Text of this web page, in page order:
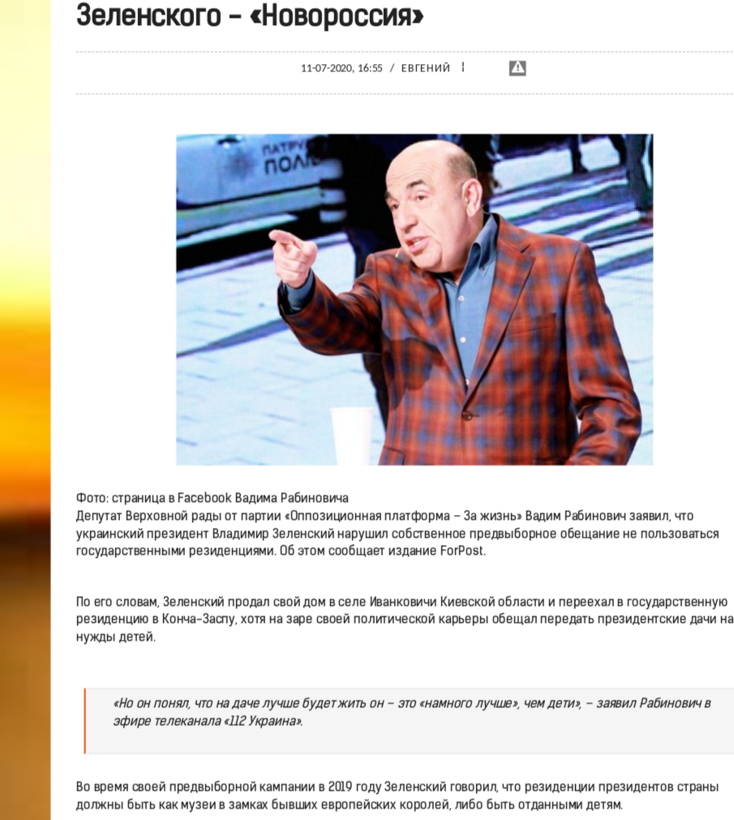
Зеленского - «Новороссия»
11-07-2020, 16:55 / ЕВГЕНИЙ ¦
Фото: страница в Facebook Вадима Рабиновича
Депутат Верховной рады от партии «Оппозиционная платформа – За жизнь» Вадим Рабинович заявил, что
украинский президент Владимир Зеленский нарушил собственное предвыборное обещание не пользоваться
государственными резиденциями. Об этом сообщает издание ForPost.
По его словам, Зеленский продал свой дом в селе Иванковичи Киевской области и переехал в государственную
резиденцию в Конча-Заспу, хотя на заре своей политической карьеры обещал передать президентские дачи на
нужды детей.
«Но он понял, что на даче лучше будет жить он – это «намного лучше», чем дети», – заявил Рабинович в
эфире телеканала «112 Украина».
Во время своей предвыборной кампании в 2019 году Зеленский говорил, что резиденции президентов страны
должны быть как музеи в замках бывших европейских королей, либо быть отданными детям.